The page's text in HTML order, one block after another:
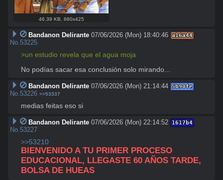
46.39 KB,680x425
Bandanon Delirante 07/06/2026 (Mon) 18:40:46 a16a44
No. 53225
>un estudio revela que el agua moja
No podías sacar esa conclusión solo mirando...
Bandanon Delirante 07/06/2026 (Mon) 21:14:44 5b90fe
No. 53226 >>53337
medias feitas eso si
Bandanon Delirante 07/06/2026 (Mon) 22:14:52 1617b4
No. 53227
>>53210
BIENVENIDO A TU PRIMER PROCESO
EDUCACIONAL, LLEGASTE 60 AÑOS TARDE,
BOLSA DE HUEAS